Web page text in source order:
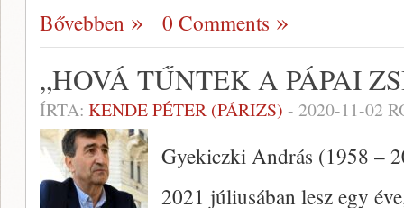
Bővebben 0 Comments
„HOVÁ TŰNTEK A PÁPAI
ÍRTA: KENDE PÉTER (PÁRIZS) - 2020-11-02
Gyekiczki András (1958 –
2021 júliusában lesz egy